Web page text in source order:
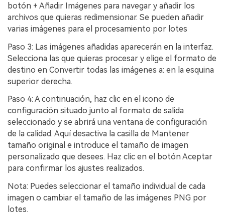
botón + Añadir Imágenes para navegar y añadir los
archivos que quieras redimensionar. Se pueden añadir
varias imágenes para el procesamiento por lotes
Paso 3: Las imágenes añadidas aparecerán en la interfaz.
Selecciona las que quieras procesar y elige el formato de
destino en Convertir todas las imágenes a: en la esquina
superior derecha.
Paso 4: A continuación, haz clic en el icono de
configuración situado junto al formato de salida
seleccionado y se abrirá una ventana de configuración
de la calidad. Aquí desactiva la casilla de Mantener
tamaño original e introduce el tamaño de imagen
personalizado que desees. Haz clic en el botón Aceptar
para confirmar los ajustes realizados.
Nota: Puedes seleccionar el tamaño individual de cada
imagen o cambiar el tamaño de las imágenes PNG por
lotes.